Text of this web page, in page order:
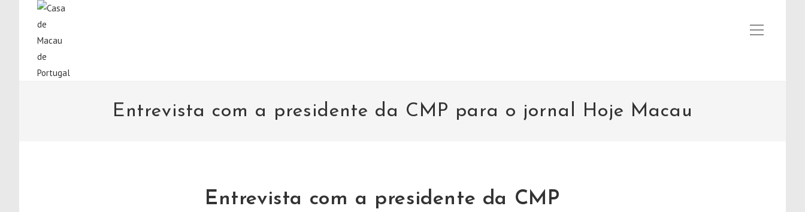
Entrevista com a presidente da CMP para o jornal Hoje Macau
Entrevista com a presidente da CMP